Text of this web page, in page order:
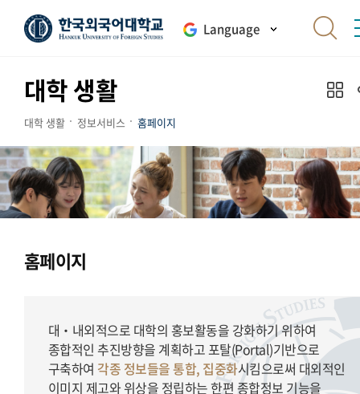
Language
대학 생활
대학 생활 정보서비스 홈페이지
홈페이지
대‧내외적으로 대학의 홍보활동을 강화하기 위하여
종합적인 추진방향을 계획하고 포탈(Portal)기반으로
구축하여 각종 정보들을 통합, 집중화시킴으로써 대외적인
이미지 제고와 위상을 정립하는 한편 종합정보 기능을